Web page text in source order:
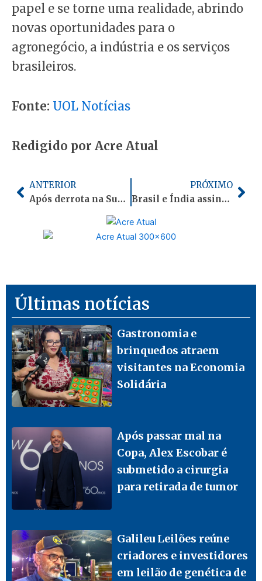
papel e se torne uma realidade, abrindo
novas oportunidades para o
agronegócio, a indústria e os serviços
brasileiros.
Fonte: UOL Notícias
Redigido por Acre Atual
Anterior
ANTERIOR
Após derrota na Suprema Corte, Trump anuncia aumento de tarifa global para 15%
PRÓXIMO
Brasil e Índia assinam acordo de cooperação para minerais críticos e terras raras em Nova Déli
Últimas notícias
Gastronomia e
brinquedos atraem
visitantes na Economia
Solidária
Após passar mal na
Copa, Alex Escobar é
submetido a cirurgia
para retirada de tumor
Galileu Leilões reúne
criadores e investidores
em leilão de genética de